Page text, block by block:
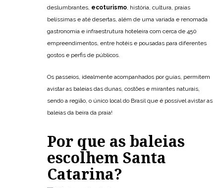
deslumbrantes, ecoturismo, história, cultura, praias
belíssimas e até desertas, além de uma variada e renomada
gastronomia e infraestrutura hoteleira com cerca de 450
empreendimentos, entre hotéis e pousadas para diferentes
gostos e perfis de públicos.
Os passeios, idealmente acompanhados por guias, permitem
avistar as baleias das dunas, costões e mirantes naturais,
sendo a região, o único local do Brasil que é possível avistar as
baleias da beira da praia!
Por que as baleias
escolhem Santa
Catarina?